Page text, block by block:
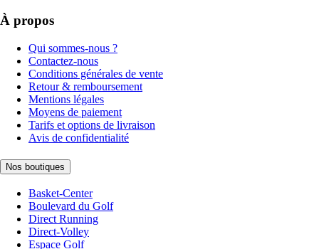
À propos
Qui sommes-nous ?
Contactez-nous
Conditions générales de vente
Retour & remboursement
Mentions légales
Moyens de paiement
Tarifs et options de livraison
Avis de confidentialité
Nos boutiques
Basket-Center
Boulevard du Golf
Direct Running
Direct-Volley
Espace Golf